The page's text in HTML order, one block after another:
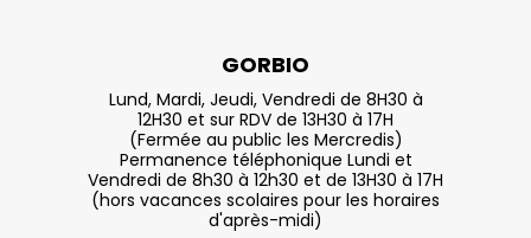
GORBIO
Lund, Mardi, Jeudi, Vendredi de 8H30 à
12H30 et sur RDV de 13H30 à 17H
(Fermée au public les Mercredis)
Permanence téléphonique Lundi et
Vendredi de 8h30 à 12h30 et de 13H30 à 17H
(hors vacances scolaires pour les horaires
d'après-midi)